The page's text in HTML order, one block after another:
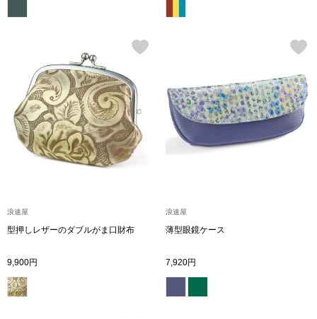
ウオッチ／ア
ウオッチ
浪速屋
型押しレザーのダブルがま口財布
9,900円
浪速屋
薄型眼鏡ケース
7,920円